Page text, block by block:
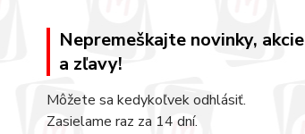
Nepremeškajte novinky, akcie
a zľavy!
Môžete sa kedykoľvek odhlásiť.
Zasielame raz za 14 dní.